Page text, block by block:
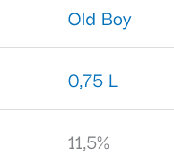
Old Boy
0,75 L
11,5%